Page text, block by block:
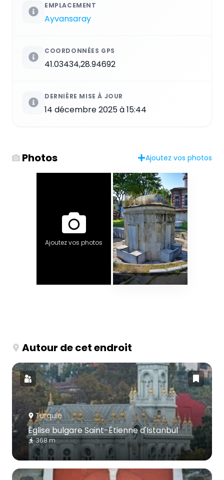
EMPLACEMENT
Ayvansaray
COORDONNÉES GPS
41.03434,28.94692
DERNIÈRE MISE À JOUR
14 décembre 2025 à 15:44
Photos Ajoutez vos photos
Ajoutez vos photos
Autour de cet endroit
Turquie
Église bulgare Saint-Étienne d'Istanbul
368 m